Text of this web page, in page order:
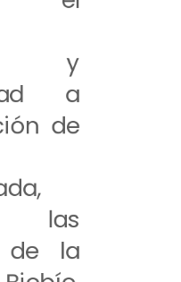
y
a
de
las
de la